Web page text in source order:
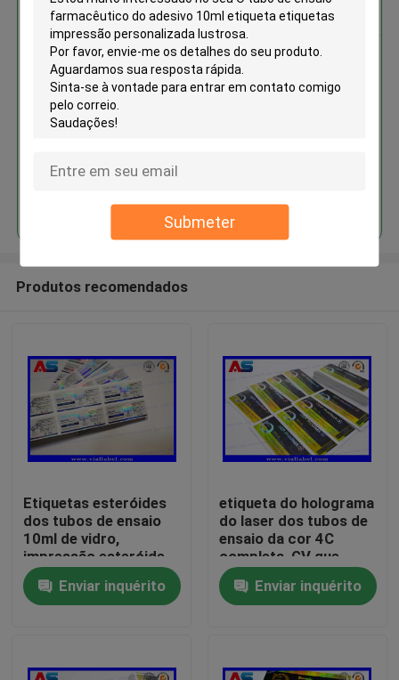
Submeter
Casa
Sobre nós
Obter o melhor preço para
O tubo de ensaio farmacêutico
do adesivo 10ml etiqueta
Produtos recomendados
Etiquetas esteróides
dos tubos de ensaio
10ml de vidro,
impressão esteróide
feita sob encomenda
do tubo de ensaio da
etiqueta
Enviar inquérito
etiqueta do holograma
do laser dos tubos de
ensaio da cor 4C
completa, GV que
imprime etiquetas da
garrafaEnviar inquérito